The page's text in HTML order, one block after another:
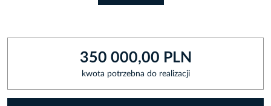
350 000,00 PLN
kwota potrzebna do realizacji